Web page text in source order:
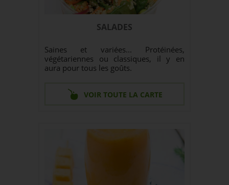
SALADES
Saines et variées... Protéinées,
végétariennes ou classiques, il y en
aura pour tous les goûts.
VOIR TOUTE LA CARTE